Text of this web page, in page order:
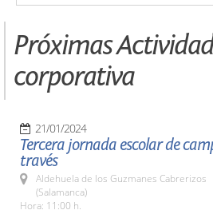
Próximas
corporativa
21/01/2024
Tercera jornada escolar de
través
Aldehuela de los Guzmanes Cabrerizos
(Salamanca)
Hora: 11:00 h.